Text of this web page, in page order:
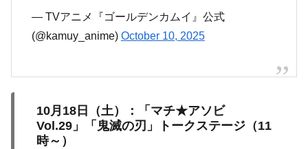
— TVアニメ『ゴールデンカムイ』公式
(@kamuy_anime) October 10, 2025
10月18日（土）：「マチ★アソビ
Vol.29」「鬼滅の刃」トークステージ（11
時～）